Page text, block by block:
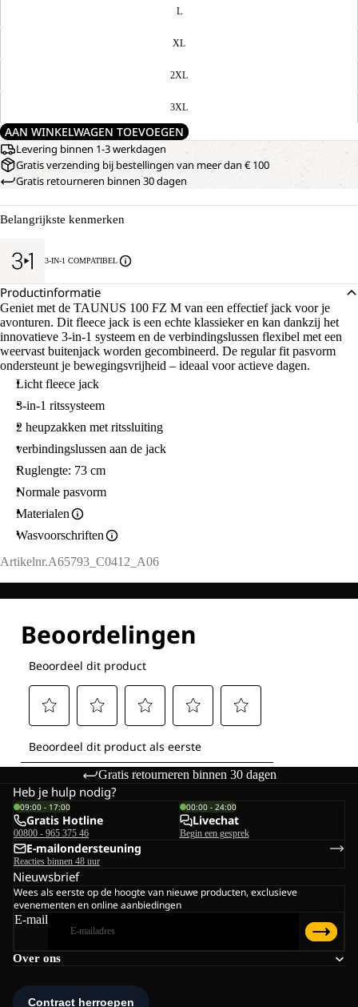
L
XL
2XL
3XL
AAN WINKELWAGEN TOEVOEGEN
Levering binnen 1-3 werkdagen
Gratis verzending bij bestellingen van meer dan € 100
Gratis retourneren binnen 30 dagen
Belangrijkste kenmerken
3-IN-1 COMPATIBEL
Productinformatie
Geniet met de TAUNUS 100 FZ M van een effectief jack voor je
avonturen. Dit fleece jack is een echte klassieker en kan dankzij het
innovatieve 3-in-1 systeem en de verbindingslussen flexibel met een
weervast buitenjack worden gecombineerd. De regular fit pasvorm
ondersteunt je bewegingsvrijheid – ideaal voor actieve dagen.
Licht fleece jack
3-in-1 ritssysteem
2 heupzakken met ritssluiting
verbindingslussen aan de jack
Ruglengte: 73 cm
Normale pasvorm
Materialen
Wasvoorschriften
Artikelnr.A65793_C0412_A06
Gratis retourneren binnen 30 dagen
Over ons
Heb je hulp nodig?
09:00 - 17:00
Gratis Hotline
00800 - 965 375 46
00:00 - 24:00
Livechat
Begin een gesprek
E-mailondersteuning
Reacties binnen 48 uur
Nieuwsbrief
Wees als eerste op de hoogte van nieuwe producten, exclusieve
evenementen en online aanbiedingen
E-mail